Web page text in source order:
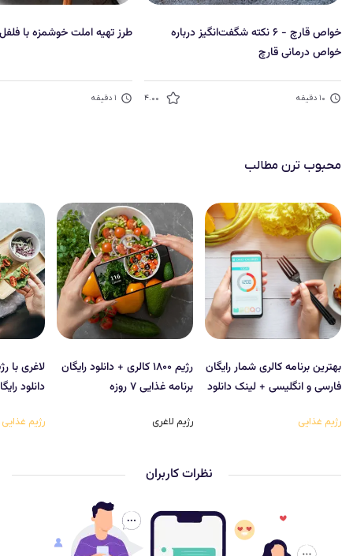
خواص قارچ - ۶ نکته شگفت‌انگیز درباره
خواص درمانی قارچ‌
۱۰ دقیقه ۴.۰۰
طرز تهیه املت خوشمزه با
۱ دقیقه
محبوب‌ ترن مطالب
بهترین برنامه کالری شمار رایگان
فارسی و انگلیسی + لینک دانلود
رژیم غذایی
رژیم ۱۸۰۰ کالری + دانلود رایگان
برنامه غذایی ۷ روزه
رژیم لاغری
دانلود
رژیم غذایی
نظرات کاربران